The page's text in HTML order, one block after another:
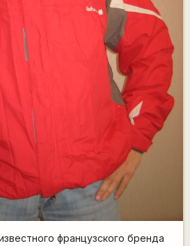
французского бренда